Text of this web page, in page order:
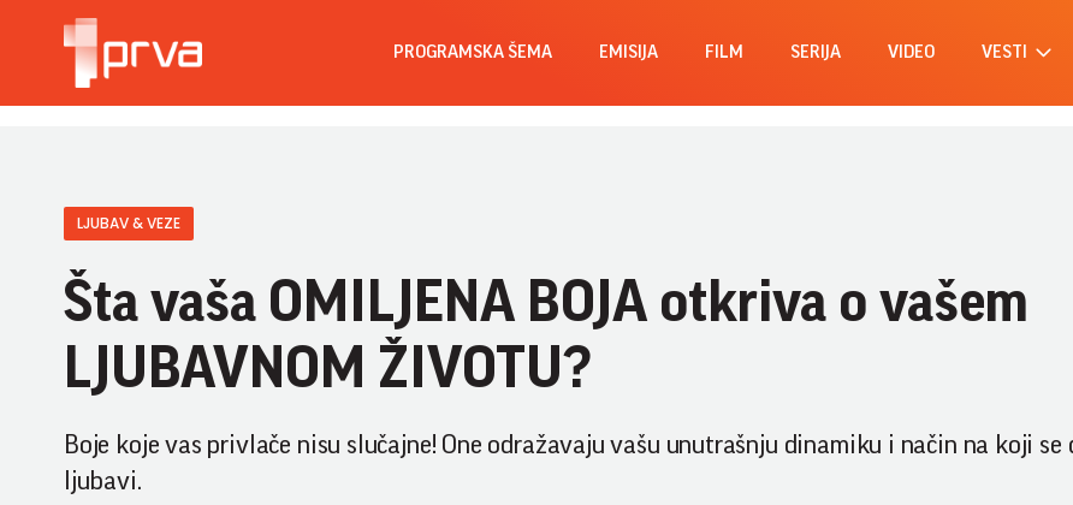
PROGRAMSKA ŠEMA EMISIJA FILM SERIJA VIDEO VESTI
LJUBAV & VEZE
Šta vaša OMILJENA BOJA otkriva o vašem
LJUBAVNOM ŽIVOTU?
Boje koje vas privlače nisu slučajne! One odražavaju vašu unutrašnju dinamiku i način na koji se
ljubavi.